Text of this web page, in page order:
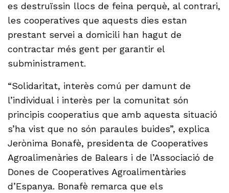
es destruïssin llocs de feina perquè, al contrari,
les cooperatives que aquests dies estan
prestant servei a domicili han hagut de
contractar més gent per garantir el
subministrament.
“Solidaritat, interès comú per damunt de
l’individual i interès per la comunitat són
principis cooperatius que amb aquesta situació
s’ha vist que no són paraules buides”, explica
Jerònima Bonafè, presidenta de Cooperatives
Agroalimenàries de Balears i de l’Associació de
Dones de Cooperatives Agroalimentàries
d’Espanya. Bonafè remarca que els